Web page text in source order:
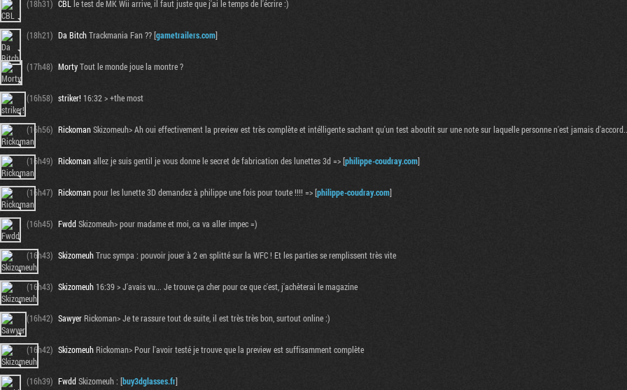
(18h31) CBL le test de MK Wii arrive, il faut juste que j'ai le temps de l'écrire :)
(18h21) Da BitchTrackmania Fan ?? [gametrailers.com]
(17h48) MortyTout le monde joue la montre ?
(16h58) striker! 16:32 > +the most
(16h56) RickomanSkizomeuh> Ah oui effectivement la preview est très complète et intélligente sachant qu'un test aboutit sur une note sur laquelle personne n'est jamais
(16h49) Rickomanallez je suis gentil je vous donne le secret de fabrication des lunettes 3d => [philippe-coudray.com]
(16h47) Rickomanpour les lunette 3D demandez à philippe une fois pour toute !!!! => [philippe-coudray.com]
(16h45) FwddSkizomeuh> pour madame et moi, ca va aller impec =)
(16h43) SkizomeuhTruc sympa : pouvoir jouer à 2 en splitté sur la WFC ! Et les parties se remplissent très vite
(16h43) Skizomeuh16:39 > J'avais vu... Je trouve ça cher pour ce que c'est, j'achèterai le magazine
(16h42) SawyerRickoman> Je te rassure tout de suite, il est très très bon, surtout online :)
(16h42) SkizomeuhRickoman> Pour l'avoir testé je trouve que la preview est suffisamment complète
(16h39) FwddSkizomeuh : [buy3dglasses.fr]